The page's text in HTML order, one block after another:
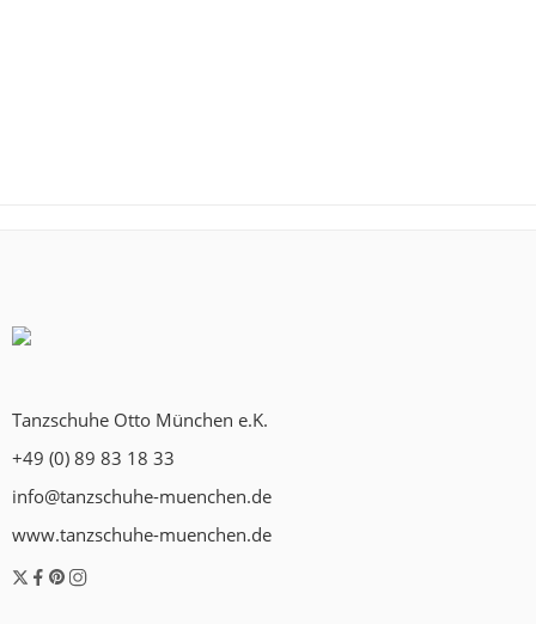
Tanzschuhe Otto München e.K.
+49 (0) 89 83 18 33
info@tanzschuhe-muenchen.de
www.tanzschuhe-muenchen.de